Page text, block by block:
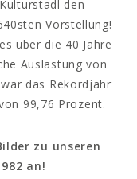
den
Vorstellung!
über die 40 Jahre
Auslastung von
das Rekordjahr
99,76 Prozent.
zu unseren
an!